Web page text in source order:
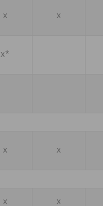
x x
x*
x x
x x